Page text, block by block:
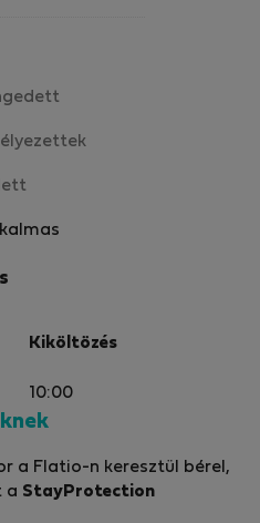
Kiköltözés
10:00
a Flatio-n keresztül bérel,
a StayProtection